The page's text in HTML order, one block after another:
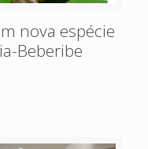
nova espécie
Beberibe